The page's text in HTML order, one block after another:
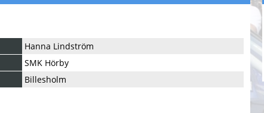
Hanna Lindström
SMK Hörby
Billesholm